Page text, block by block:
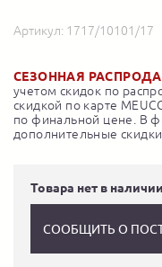
Артикул: 1717/10101/17
СЕЗОННАЯ
учетом скидок по
скидкой по карте
по финальной цене. В
дополнительные
Товара нет в наличии
СООБЩИТЬ О